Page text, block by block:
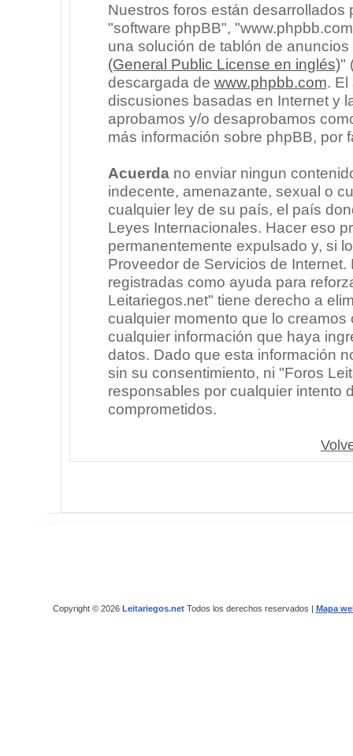
Nuestros foros están
"software phpBB",
una solución de tablón de
(General Public License en inglés)"
descargada de www.phpbb.com. El
discusiones basadas en Internet y
aprobamos y/o desaprobamos
más información sobre phpBB, por
Acuerdano enviar ningun
indecente, amenazante, sexual o
cualquier ley de su país, el país
Leyes Internacionales. Hacer eso
permanentemente expulsado y, si
Proveedor de Servicios de
registradas como ayuda para
Leitariegos.net" tiene derecho a
cualquier momento que lo
cualquier información que haya
datos. Dado que esta información
sin su consentimiento, ni "Foros
responsables por cualquier intento
comprometidos.
Copyright © 2026 Leitariegos.netTodos los derechos reservados | Mapa